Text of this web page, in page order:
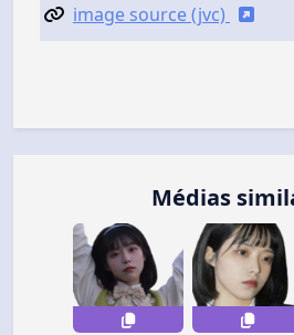
image source (jvc)
Médias